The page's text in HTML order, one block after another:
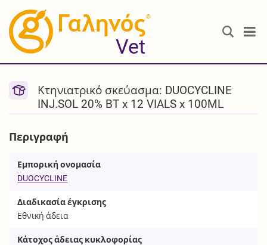
®
Vet
Κτηνιατρικό σκεύασμα: DUOCYCLINE
INJ.SOL 20% BT x 12 VIALS x 100ML
Περιγραφή
Εμπορική ονομασία
DUOCYCLINE
Διαδικασία έγκρισης
Εθνική άδεια
Κάτοχος άδειας κυκλοφορίας